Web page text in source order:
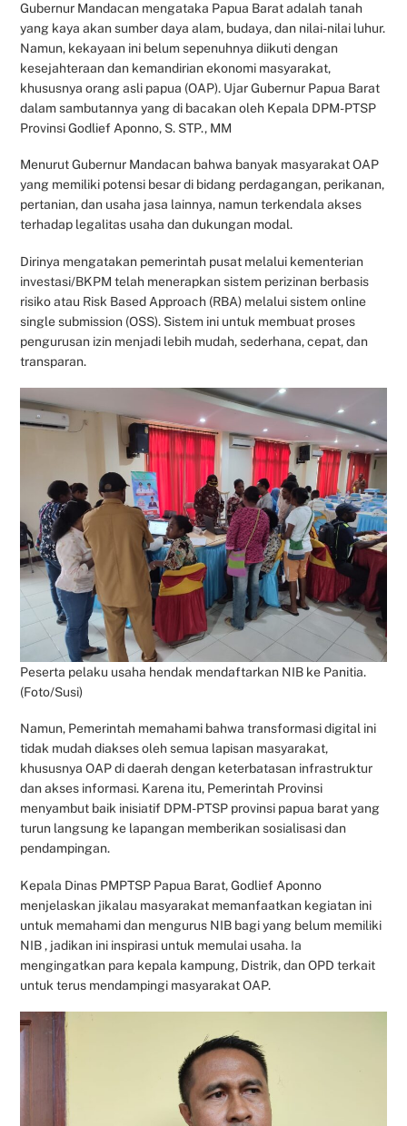
Gubernur Mandacan mengataka Papua Barat adalah tanah
yang kaya akan sumber daya alam, budaya, dan nilai-nilai luhur.
Namun, kekayaan ini belum sepenuhnya diikuti dengan
kesejahteraan dan kemandirian ekonomi masyarakat,
khususnya orang asli papua (OAP). Ujar Gubernur Papua Barat
dalam sambutannya yang di bacakan oleh Kepala DPM-PTSP
Provinsi Godlief Aponno, S. STP., MM
Menurut Gubernur Mandacan bahwa banyak masyarakat OAP
yang memiliki potensi besar di bidang perdagangan, perikanan,
pertanian, dan usaha jasa lainnya, namun terkendala akses
terhadap legalitas usaha dan dukungan modal.
Dirinya mengatakan pemerintah pusat melalui kementerian
investasi/BKPM telah menerapkan sistem perizinan berbasis
risiko atau Risk Based Approach (RBA) melalui sistem online
single submission (OSS). Sistem ini untuk membuat proses
pengurusan izin menjadi lebih mudah, sederhana, cepat, dan
transparan.
Peserta pelaku usaha hendak mendaftarkan NIB ke Panitia.
(Foto/Susi)
Namun, Pemerintah memahami bahwa transformasi digital ini
tidak mudah diakses oleh semua lapisan masyarakat,
khususnya OAP di daerah dengan keterbatasan infrastruktur
dan akses informasi. Karena itu, Pemerintah Provinsi
menyambut baik inisiatif DPM-PTSP provinsi papua barat yang
turun langsung ke lapangan memberikan sosialisasi dan
pendampingan.
Kepala Dinas PMPTSP Papua Barat, Godlief Aponno
menjelaskan jikalau masyarakat memanfaatkan kegiatan ini
untuk memahami dan mengurus NIB bagi yang belum memiliki
NIB , jadikan ini inspirasi untuk memulai usaha. Ia
mengingatkan para kepala kampung, Distrik, dan OPD terkait
untuk terus mendampingi masyarakat OAP.